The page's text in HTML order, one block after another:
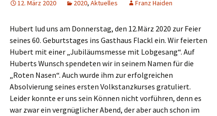
12. März 2020 2020, Aktuelles Franz Haiden
Hubert lud uns am Donnerstag, den 12.März 2020 zur Feier
seines 60. Geburtstages ins Gasthaus Flackl ein. Wir feierten
Hubert mit einer „Jubiläumsmesse mit Lobgesang“. Auf
Huberts Wunsch spendeten wir in seinem Namen für die
„Roten Nasen“. Auch wurde ihm zur erfolgreichen
Absolvierung seines ersten Volkstanzkurses gratuliert.
Leider konnte er uns sein Können nicht vorführen, denn es
war zwar ein vergnüglicher Abend, der aber auch schon im